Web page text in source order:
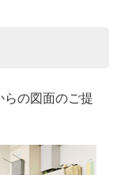
らの図面のご提